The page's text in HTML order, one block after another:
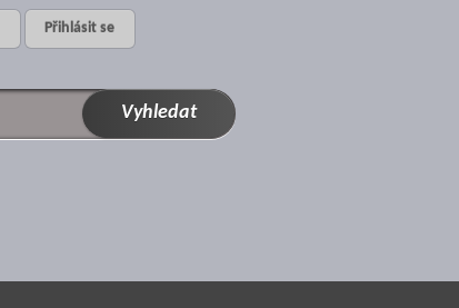
Přihlásit se